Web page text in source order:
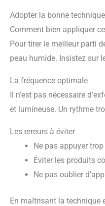
Adopter la bonne
Comment bien appliquer
Pour tirer le meilleur parti
peau humide. Insistez sur
La fréquence optimale
Il n’est pas nécessaire
et lumineuse. Un rythme
Les erreurs à éviter
Ne pas appuyer
Éviter les produits
Ne pas oublier
En maîtrisant la technique